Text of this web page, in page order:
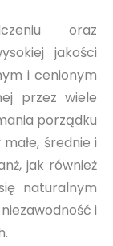
oraz
jakości
i cenionym
przez wiele
porządku
średnie i
jak również
naturalnym
i